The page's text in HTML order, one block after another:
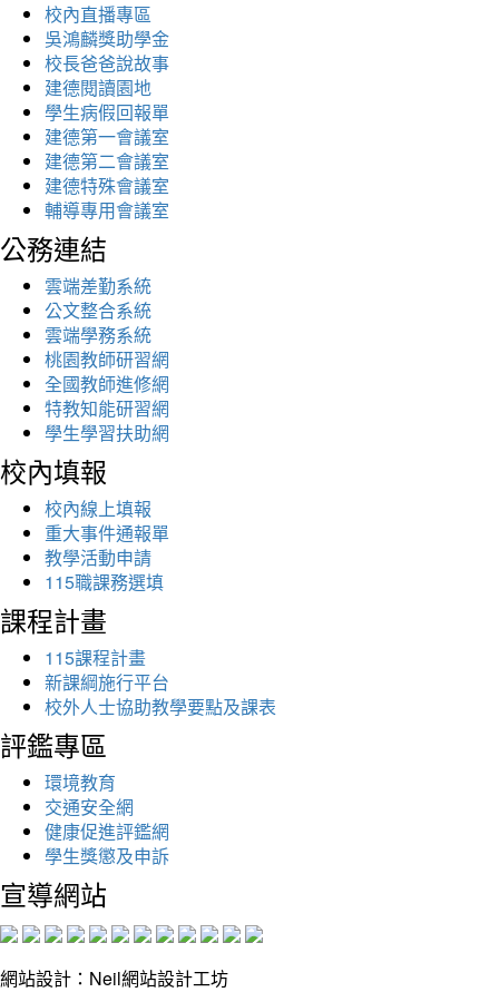
校內直播專區
吳鴻麟獎助學金
校長爸爸說故事
建德閱讀園地
學生病假回報單
建德第一會議室
建德第二會議室
建德特殊會議室
輔導專用會議室
公務連結
雲端差勤系統
公文整合系統
雲端學務系統
桃園教師研習網
全國教師進修網
特教知能研習網
學生學習扶助網
校內填報
校內線上填報
重大事件通報單
教學活動申請
115職課務選填
課程計畫
115課程計畫
新課綱施行平台
校外人士協助教學要點及課表
評鑑專區
環境教育
交通安全網
健康促進評鑑網
學生獎懲及申訴
宣導網站
網站設計：Neil網站設計工坊